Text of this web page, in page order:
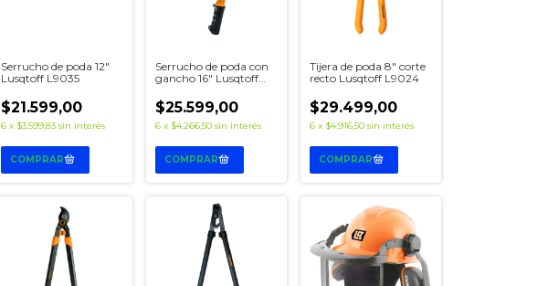
Serrucho de poda 12"
Lusqtoff L9035
$21.599,00
6 x $3.599,83 sin interés
Serrucho de poda con
gancho 16" Lusqtoff
$25.599,00
6 x $4.266,50 sin interés
Tijera de poda 8" corte
recto Lusqtoff L9024
$29.499,00
6 x $4.916,50 sin interés